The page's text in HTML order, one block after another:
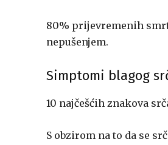
80% prijevremenih
nepušenjem.
Simptomi blagog
10 najčešćih znakova
S obzirom na to da se